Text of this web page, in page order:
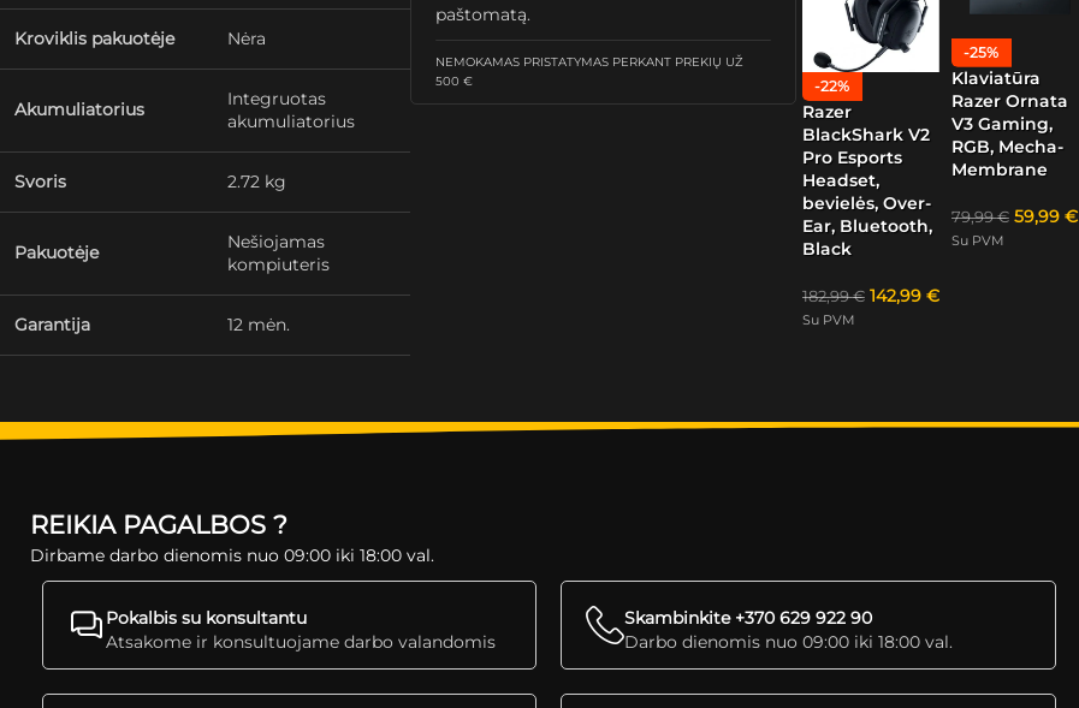
Kroviklis pakuotėje Nėra
Akumuliatorius
Integruotas
akumuliatorius
Svoris 2.72 kg
Pakuotėje
Nešiojamas
kompiuteris
Garantija 12 mėn.
paštomatą.
NEMOKAMAS PRISTATYMAS PERKANT PREKIŲ UŽ
500 €
-22%
Razer
BlackShark V2
Pro Esports
Headset,
bevielės, Over-
Ear, Bluetooth,
Black
182,99€ 142,99 €
Su PVM
-25%
Klaviatūra
Razer Ornata
V3 Gaming,
RGB, Mecha-
Membrane
79,99€ 59,99 €
Su PVM
REIKIA PAGALBOS ?
Dirbame darbo dienomis nuo 09:00 iki 18:00 val.
Pokalbis su konsultantu
Atsakome ir konsultuojame darbo valandomis
Skambinkite +370 629 922 90
Darbo dienomis nuo 09:00 iki 18:00 val.